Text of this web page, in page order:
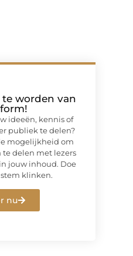
worden van
ideeën, kennis of
publiek te delen?
mogelijkheid om
delen met lezers
jouw inhoud. Doe
klinken.
nu